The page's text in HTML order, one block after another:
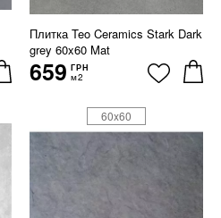
Плитка Teo Ceramics Stark Dark
grey 60x60 Mat
659 ГРН
м2
60x60